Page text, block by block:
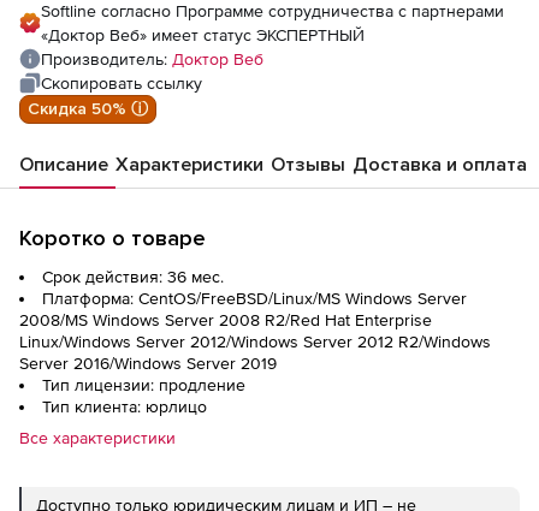
Softline согласно Программе сотрудничества с партнерами
«Доктор Веб» имеет статус ЭКСПЕРТНЫЙ
Производитель: Доктор Веб
Скопировать ссылку
Скидка 50% ⓘ
Описание Характеристики Отзывы Доставка и оплата
Коротко о товаре
Срок действия: 36 мес.
Платформа: CentOS/FreeBSD/Linux/MS Windows Server
2008/MS Windows Server 2008 R2/Red Hat Enterprise
Linux/Windows Server 2012/Windows Server 2012 R2/Windows
Server 2016/Windows Server 2019
Тип лицензии: продление
Тип клиента: юрлицо
Все характеристики
Доступно только юридическим лицам и ИП – не